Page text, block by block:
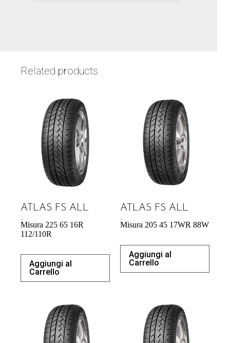
Related products
ATLAS FS ALL
Misura 225 65 16R
112/110R
Aggiungi al
Carrello
ATLAS FS ALL
Misura 205 45 17WR 88W
Aggiungi al
Carrello